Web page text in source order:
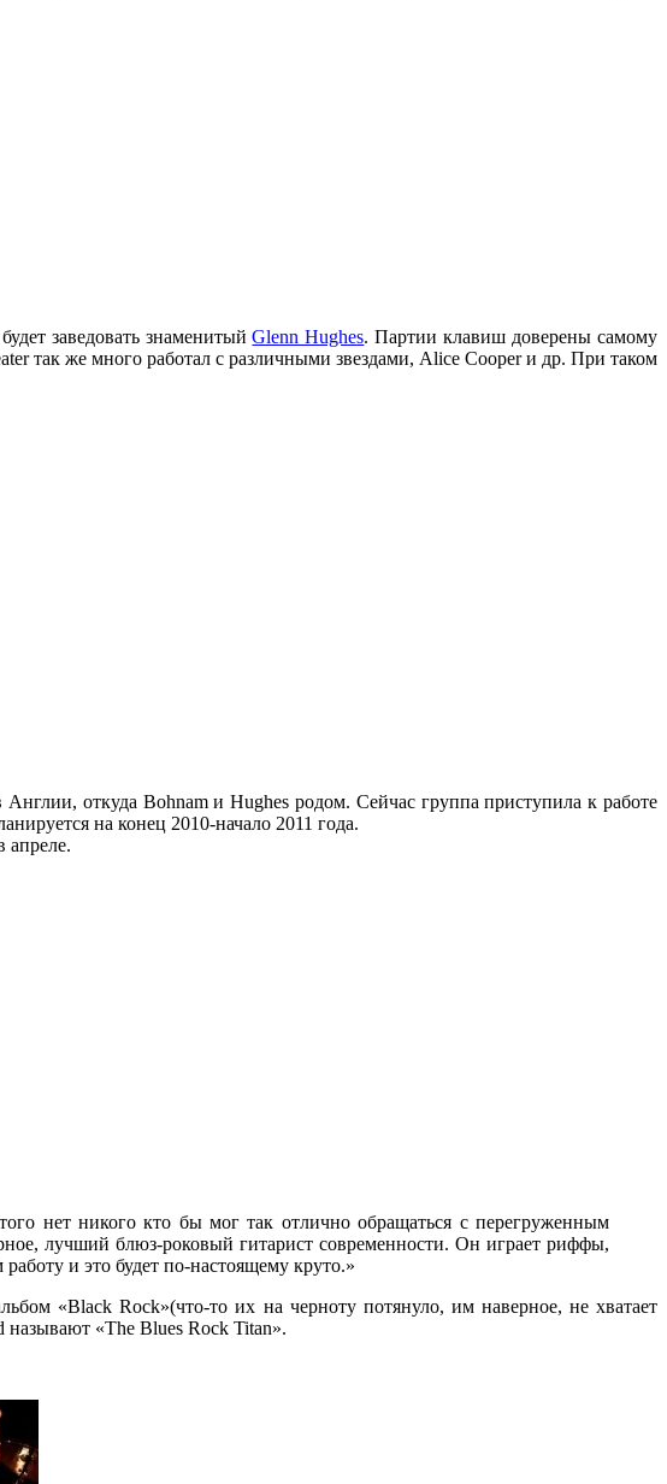
заведовать знаменитыйGlenn Hughes. Партии клавиш доверены самому
так же много работал с различными звездами, Alice Cooper и др. При таком
откуда Bohnam и Hughes родом. Сейчас группа приступила к работе
на конец 2010-начало 2011 года.
апреле.
нет никого кто бы мог так отлично обращаться с перегруженным
лучший блюз-роковый гитарист современности. Он играет риффы,
и это будет по-настоящему круто.»
«Black Rock»(что-то их на черноту потянуло, им наверное, не хватает
«The Blues Rock Titan».